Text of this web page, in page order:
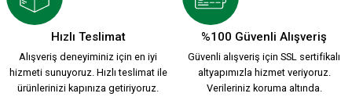
2.200,00 TL
HUMMEL 2026-2027 YENİ SEZON KARŞIYAKA KREM
Hızlı Teslimat
Alışveriş deneyiminiz için en iyi
hizmeti sunuyoruz. Hızlı teslimat ile
ürünlerinizi kapınıza getiriyoruz.
%100 Güvenli Alışveriş
Güvenli alışveriş için SSL sertifikalı
altyapımızla hizmet veriyoruz.
Verileriniz koruma altında.